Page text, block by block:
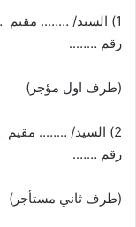
1) السيد/ ……..
رقم ……..
(طرف اول مؤجر)
2) السيد/ ……..
رقم …….
(طرف ثاني مستأجر)